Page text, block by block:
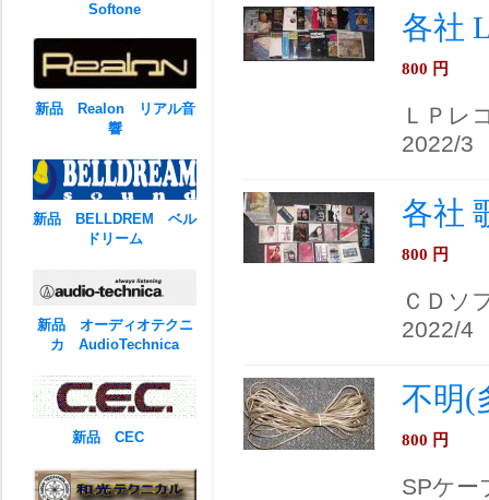
各社
800 円
ＬＰレ
2022/3
各社
800 円
ＣＤソ
2022/4
不明(
800 円
SPケー
Softone
新品 Realon リアル音
響
新品 BELLDREM ベル
ドリーム
新品 オーディオテクニ
カ AudioTechnica
新品 CEC